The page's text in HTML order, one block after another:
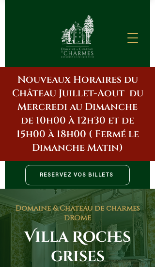
Nouveaux Horaires du
Château Juillet-Aout du
Mercredi au Dimanche
de 10h00 à 12h30 et de
15h00 à 18h00 ( Fermé le
Dimanche Matin)
RÉSERVEZ VOS BILLETS
Domaine & Château de charmes
DRÔME
Villa Roches
grises